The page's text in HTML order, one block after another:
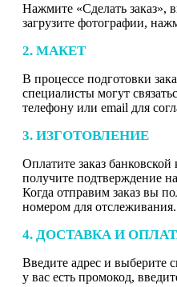
Нажмите «Сделать заказ»,
загрузите фотографии,
2. МАКЕТ
В процессе подготовки
специалисты могут
телефону или email для
3. ИЗГОТОВЛЕНИЕ
Оплатите заказ
получите подтверждение
Когда отправим заказ вы
номером для отслеживания.
4. ДОСТАВКА И
Введите адрес и выберите
у вас есть промокод,